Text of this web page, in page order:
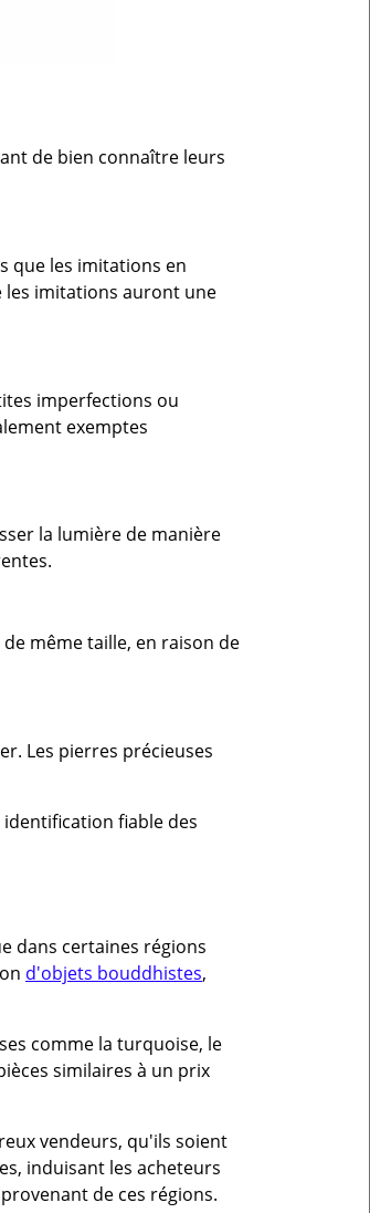
de bien connaître leurs
que les imitations en
les imitations auront une
imperfections ou
exemptes
la lumière de manière
même taille, en raison de
Les pierres précieuses
fiable des
dans certaines régions
d'objets bouddhistes,
comme la turquoise, le
similaires à un prix
vendeurs, qu'ils soient
induisant les acheteurs
de ces régions.